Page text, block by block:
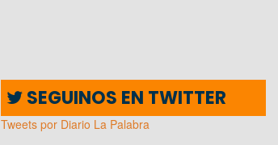
SEGUINOS EN TWITTER
Tweets por Diario La Palabra